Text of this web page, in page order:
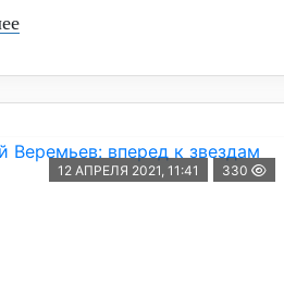
12 АПРЕЛЯ 2021, 11:41 330